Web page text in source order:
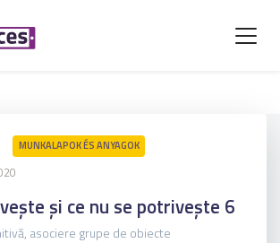
MUNKALAPOK ÉS ANYAGOK
și ce nu se potrivește 6
asociere grupe de obiecte